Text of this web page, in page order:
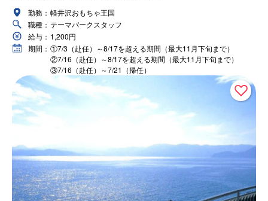
勤務： 軽井沢おもちゃ王国
職種： テーマパークスタッフ
給与： 1,200円
期間： ①7/3（赴任）～8/17を超える期間（最大11月下旬まで）
②7/16（赴任）～8/17を超える期間（最大11月下旬まで）
③7/16（赴任）～7/21（帰任）